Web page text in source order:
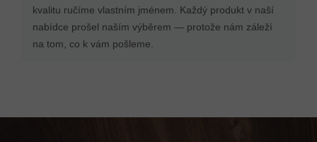
kvalitu ručíme vlastním jménem. Každý produkt v naší
nabídce prošel naším výběrem — protože nám záleží
na tom, co k vám pošleme.